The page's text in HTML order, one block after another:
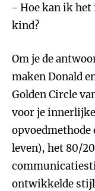
- Hoe kan ik het
kind?
Om je de
maken Donald
Golden Circle
voor je innerlijke
opvoedmethode
leven), het 80/
ontwikkelde